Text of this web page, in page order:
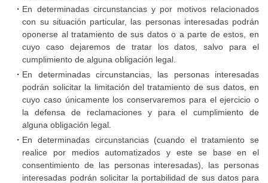
a
menores
Seguro
de
accidentes
deportivos
Protección
de
datos
En determinadas circunstancias y por motivos relacionados
con su situación particular, las personas interesadas podrán
oponerse al tratamiento de sus datos o a parte de estos, en
cuyo caso dejaremos de tratar los datos, salvo para el
cumplimiento de alguna obligación legal.
En determinadas circunstancias, las personas interesadas
podrán solicitar la limitación del tratamiento de sus datos, en
cuyo caso únicamente los conservaremos para el ejercicio o
la defensa de reclamaciones y para el cumplimiento de
alguna obligación legal.
En determinadas circunstancias (cuando el tratamiento se
realice por medios automatizados y este se base en el
consentimiento de las personas interesadas), las personas
interesadas podrán solicitar la portabilidad de sus datos para